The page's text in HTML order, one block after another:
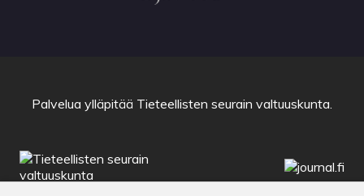
Palvelua ylläpitää Tieteellisten seurain valtuuskunta.